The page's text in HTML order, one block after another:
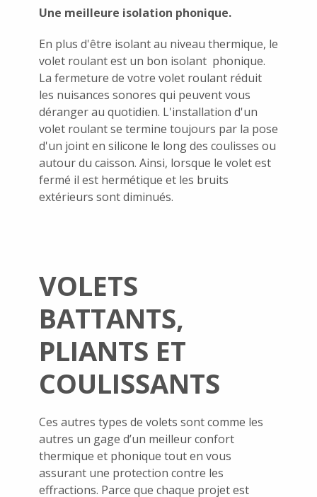
Une meilleure isolation phonique.
En plus d'être isolant au niveau thermique, le
volet roulant est un bon isolant phonique.
La fermeture de votre volet roulant réduit
les nuisances sonores qui peuvent vous
déranger au quotidien. L'installation d'un
volet roulant se termine toujours par la pose
d'un joint en silicone le long des coulisses ou
autour du caisson. Ainsi, lorsque le volet est
fermé il est hermétique et les bruits
extérieurs sont diminués.
VOLETS
BATTANTS,
PLIANTS ET
COULISSANTS
Ces autres types de volets sont comme les
autres un gage d’un meilleur confort
thermique et phonique tout en vous
assurant une protection contre les
effractions. Parce que chaque projet est